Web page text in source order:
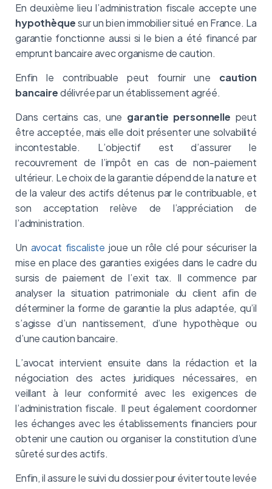
En deuxième lieu l’administration fiscale accepte une
hypothèquesur un bien immobilier situé en France. La
garantie fonctionne aussi si le bien a été financé par
emprunt bancaire avec organisme de caution.
Enfin le contribuable peut fournir une caution
bancairedélivrée par un établissement agréé.
Dans certains cas, une garantie personnelle peut
être acceptée, mais elle doit présenter une solvabilité
incontestable. L’objectif est d’assurer le
recouvrement de l’impôt en cas de non-paiement
ultérieur. Le choix de la garantie dépend de la nature et
de la valeur des actifs détenus par le contribuable, et
son acceptation relève de l’appréciation de
l’administration.
Un avocat fiscaliste joue un rôle clé pour sécuriser la
mise en place des garanties exigées dans le cadre du
sursis de paiement de l’exit tax. Il commence par
analyser la situation patrimoniale du client afin de
déterminer la forme de garantie la plus adaptée, qu’il
s’agisse d’un nantissement, d’une hypothèque ou
d’une caution bancaire.
L’avocat intervient ensuite dans la rédaction et la
négociation des actes juridiques nécessaires, en
veillant à leur conformité avec les exigences de
l’administration fiscale. Il peut également coordonner
les échanges avec les établissements financiers pour
obtenir une caution ou organiser la constitution d’une
sûreté sur des actifs.
Enfin, il assure le suivi du dossier pour éviter toute levée